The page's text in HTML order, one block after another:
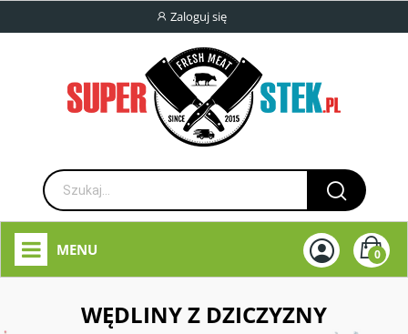
Zaloguj się
0
MENU
WĘDLINY Z DZICZYZNY